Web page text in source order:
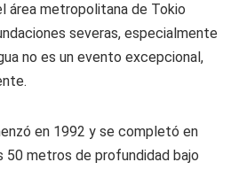
área metropolitana de Tokio
severas, especialmente
no es un evento excepcional,
en 1992 y se completó en
50 metros de profundidad bajo